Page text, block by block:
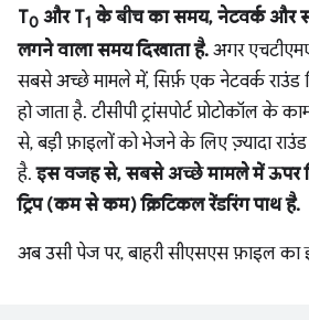
T0 और T1 के बीच का समय, नेटवर्क और
लगने वाला समय दिखाता है. अगर
सबसे अच्छे मामले में, सिर्फ़ एक नेटवर्क राउंड
हो जाता है. टीसीपी ट्रांसपोर्ट प्रोटोकॉल
से, बड़ी फ़ाइलों को भेजने के लिए ज़्यादा
है.इस वजह से, सबसे अच्छे मामले में ऊपर
ट्रिप (कम से कम) क्रिटिकल रेंडरिंग पाथ है.
अब उसी पेज पर, बाहरी सीएसएस फ़ाइल